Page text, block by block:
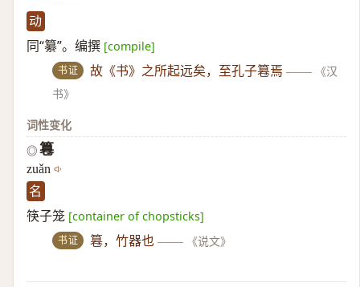
动
同“纂”。编撰 [compile]
书证 故《书》之所起远矣，至孔子篹焉 ——
《汉
书》
词性变化
◎ 篹
zuǎn
名
筷子笼 [container of chopsticks]
书证 篹，竹器也 —— 《说文》